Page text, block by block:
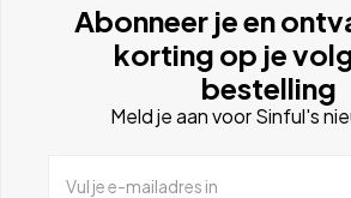
Abonneer je en
korting op je
bestelling
Meld je aan voor Sinful's
Vul je e-mailadres in